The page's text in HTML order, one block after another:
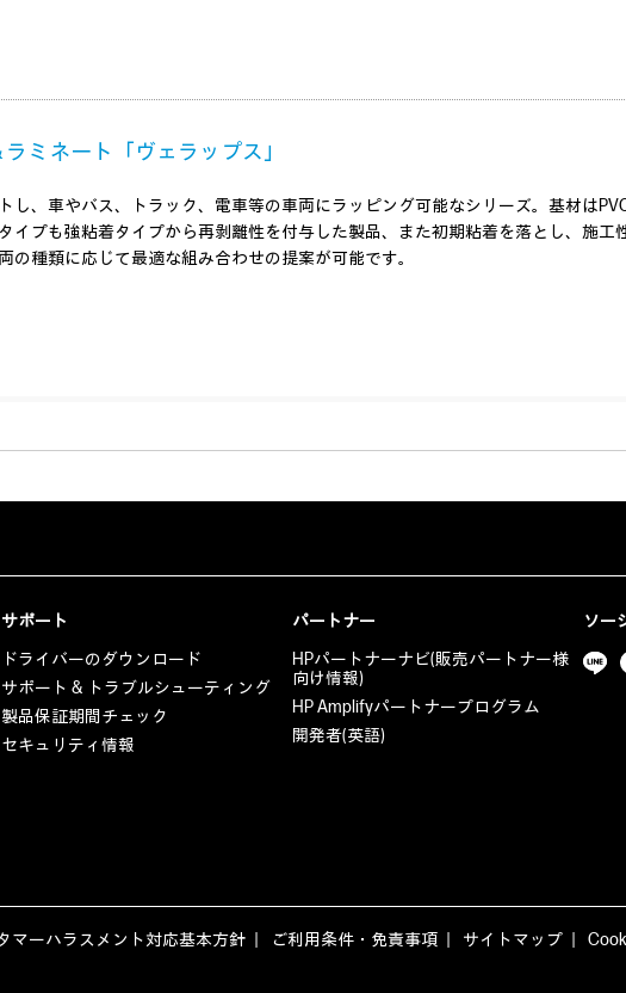
ミネート「ヴェラップス」
、車やバス、トラック、電車等の車両にラッピング可能なシリーズ。基材は
イプも強粘着タイプから再剝離性を付与した製品、また初期粘着を落とし、施工
種類に応じて最適な組み合わせの提案が可能です。
サポート
ドライバーのダウンロード
サポート & トラブルシューティング
製品保証期間チェック
セキュリティ情報
パートナー
HPパートナーナビ(販売パートナー様
向け情報)
HP Amplifyパートナープログラム
開発者(英語)
ソー
マーハラスメント対応基本方針 ご利用条件・免責事項 サイトマップ